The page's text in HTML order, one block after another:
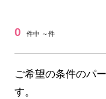
0 件中 ～件
ご希望の条件のパ
す。